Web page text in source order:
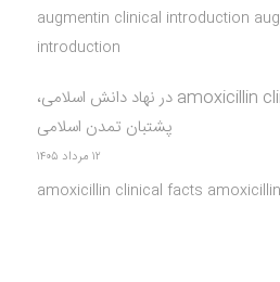
augmentin clinical introduction
introduction
amoxicillin در نهاد دانش اسلامی،
پشتبان تمدن اسلامی
۱۲ مرداد ۱۴۰۵
amoxicillin clinical facts